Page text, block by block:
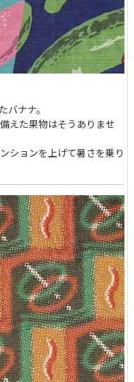
ナナ。
えた果物はそうありませ
ションを上げて暑さを乗り